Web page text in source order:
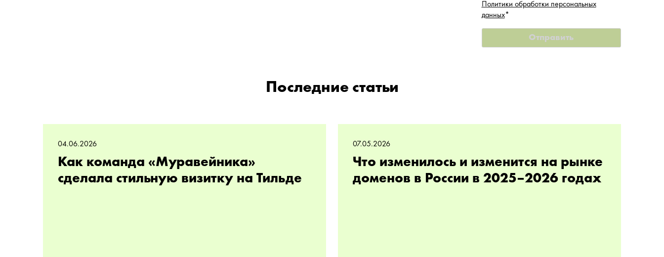
Политики обработки персональных
данных*
Последние статьи
04.06.2026
Как команда «Муравейника»
сделала стильную визитку на Тильде
07.05.2026
Что изменилось и изменится на рынке
доменов в России в 2025–2026 годах